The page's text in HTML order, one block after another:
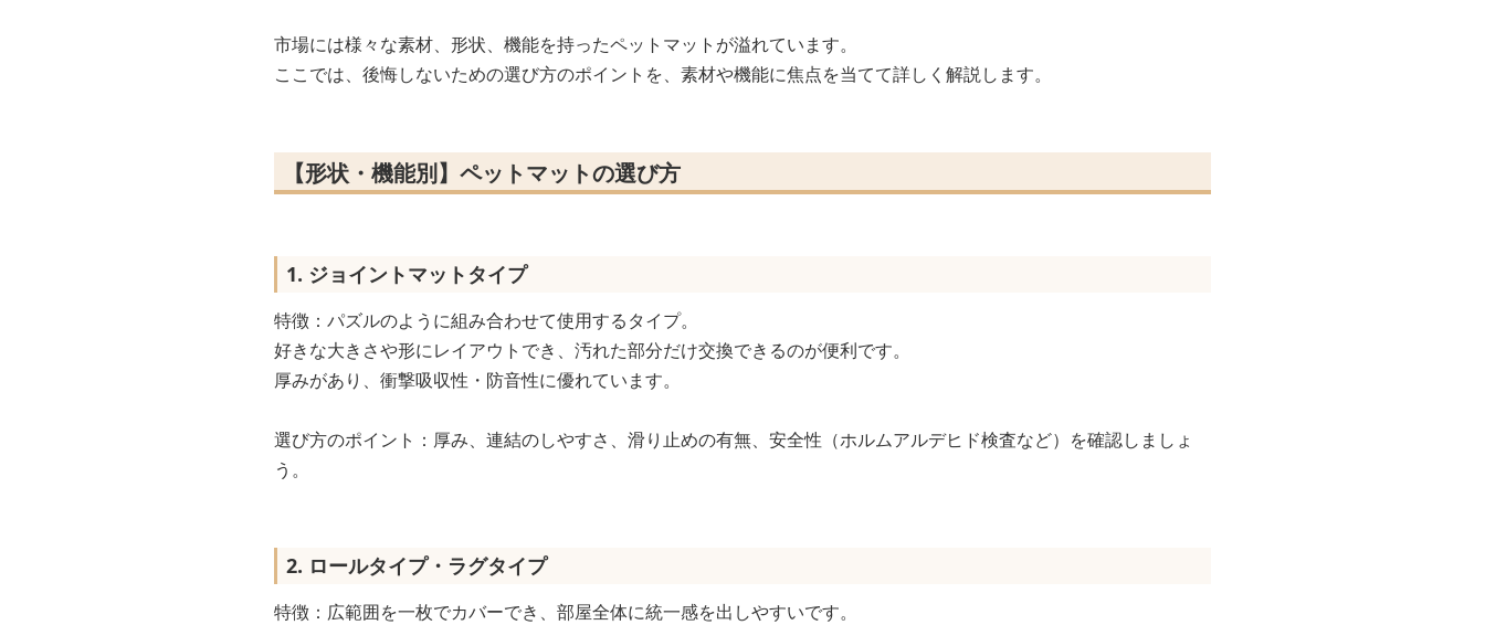
市場には様々な素材、形状、機能を持ったペットマットが溢れています。
ここでは、後悔しないための選び方のポイントを、素材や機能に焦点を当てて詳しく解説します。
【形状・機能別】ペットマットの選び方
1. ジョイントマットタイプ
特徴：パズルのように組み合わせて使用するタイプ。
好きな大きさや形にレイアウトでき、汚れた部分だけ交換できるのが便利です。
厚みがあり、衝撃吸収性・防音性に優れています。
選び方のポイント：厚み、連結のしやすさ、滑り止めの有無、安全性（ホルムアルデヒド検査など）を確認しましょ
う。
2. ロールタイプ・ラグタイプ
特徴：広範囲を一枚でカバーでき、部屋全体に統一感を出しやすいです。